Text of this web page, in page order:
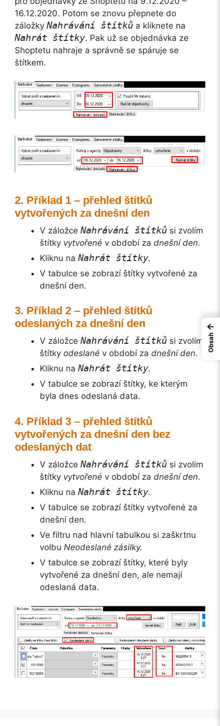
16.12.2020. Potom se znovu přepnete do
záložky Nahrávání štítků a kliknete na
Nahrát štítky. Pak už se objednávka ze
Shoptetu nahraje a správně se spáruje se
štítkem.
Příklad 1 – přehled štítků
vytvořených za dnešní den
V záložce Nahrávání štítků si zvolím
štítky vytvořené v období za dnešní den.
Kliknu na Nahrát štítky.
V tabulce se zobrazí štítky vytvořené za
dnešní den.
Příklad 2 – přehled štítků
odeslaných za dnešní den
V záložce Nahrávání štítků si zvolím
štítky odeslané v období za dnešní den.
Kliknu na Nahrát štítky.
V tabulce se zobrazí štítky, ke kterým
byla dnes odeslaná data.
Příklad 3 – přehled štítků
vytvořených za dnešní den bez
odeslaných dat
V záložce Nahrávání štítků si zvolím
štítky vytvořené v období za dnešní den.
Kliknu na Nahrát štítky.
V tabulce se zobrazí štítky vytvořené za
dnešní den.
Ve filtru nad hlavní tabulkou si zaškrtnu
volbu Neodeslané zásilky.
V tabulce se zobrazí štítky, které byly
vytvořené za dnešní den, ale nemají
odeslaná data.
←
Obsah